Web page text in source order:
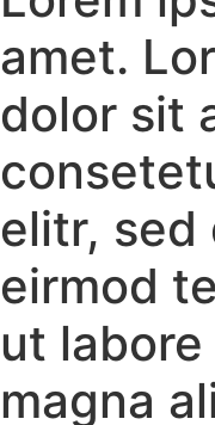
amet.
dolor sit
elitr, sed
eirmod
ut
magna